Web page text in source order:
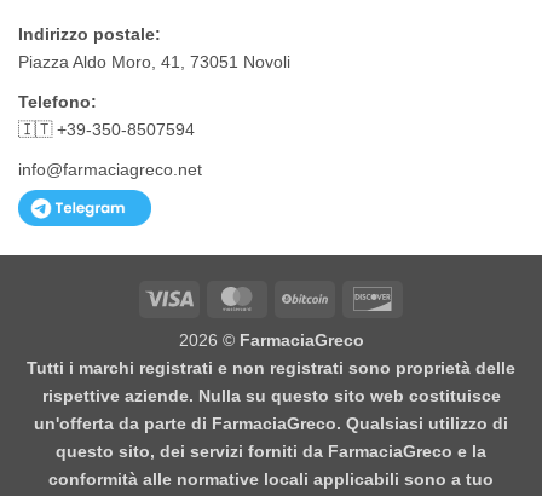
Indirizzo postale:
Piazza Aldo Moro, 41, 73051 Novoli
Telefono:
🇮🇹 +39-350-8507594
info@farmaciagreco.net
Visa MasterCardBitCoin
2026 © FarmaciaGreco
Tutti i marchi registrati e non registrati sono proprietà delle
rispettive aziende. Nulla su questo sito web costituisce
un'offerta da parte di FarmaciaGreco. Qualsiasi utilizzo di
questo sito, dei servizi forniti da FarmaciaGreco e la
conformità alle normative locali applicabili sono a tuo